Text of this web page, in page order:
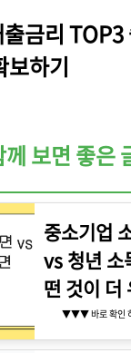
금리
보하기
보면 좋은
중소기업
vs 청년 소
떤 것이 더
▼▼▼ 바로 확인